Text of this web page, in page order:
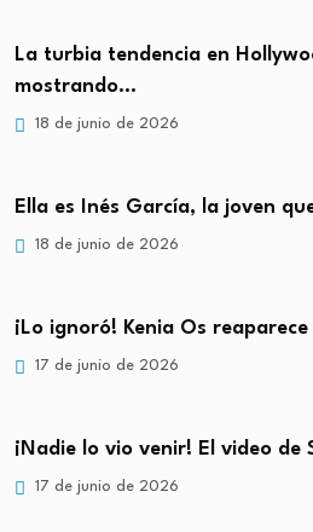
La turbia tendencia en
mostrando…
18 de junio de 2026
Ella es Inés García, la joven
18 de junio de 2026
¡Lo ignoró! Kenia Os
17 de junio de 2026
¡Nadie lo vio venir! El video de
17 de junio de 2026